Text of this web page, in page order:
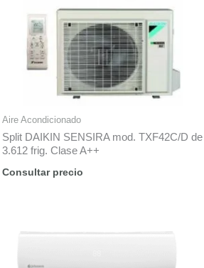
Aire Acondicionado
Split DAIKIN SENSIRA mod. TXF42C/D de
3.612 frig. Clase A++
Consultar precio